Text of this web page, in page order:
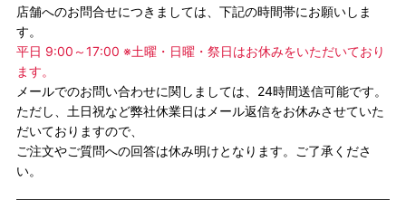
店舗へのお問合せにつきましては、下記の時間帯にお願いしま
す。
平日 9:00～17:00 ※土曜・日曜・祭日はお休みをいただいており
ます。
メールでのお問い合わせに関しましては、24時間送信可能です。
ただし、土日祝など弊社休業日はメール返信をお休みさせていた
だいておりますので、
ご注文やご質問への回答は休み明けとなります。ご了承くださ
い。